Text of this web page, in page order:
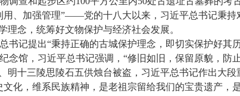
、加强管理”——党的十八大以来，习近平总书记秉持
理念，统筹好文物保护与经济社会发展。
记提出“秉持正确的古城保护理念，即切实保护好其历
馆，习近平总书记强调，“修旧如旧，保留原貌，防止
十三陵思陵石五供烛台被盗，习近平总书记作出大
，维系民族精神，是老祖宗留给我们的宝贵遗产，